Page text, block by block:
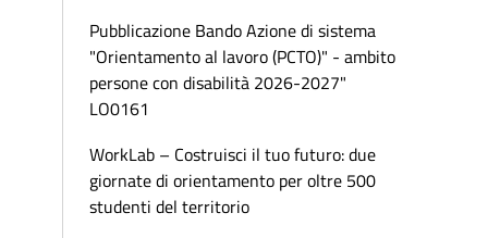
Pubblicazione Bando Azione di sistema
"Orientamento al lavoro (PCTO)" - ambito
persone con disabilità 2026-2027"
LO0161
WorkLab – Costruisci il tuo futuro: due
giornate di orientamento per oltre 500
studenti del territorio